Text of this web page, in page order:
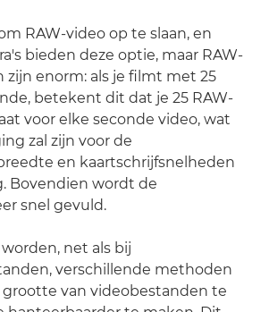
RAW-video op te slaan, en
bieden deze optie, maar RAW-
zijn enorm: als je filmt met 25
betekent dit dat je 25 RAW-
voor elke seconde video, wat
zal zijn voor de
en kaartschrijfsnelheden
Bovendien wordt de
snel gevuld.
net als bij
verschillende methoden
van videobestanden te